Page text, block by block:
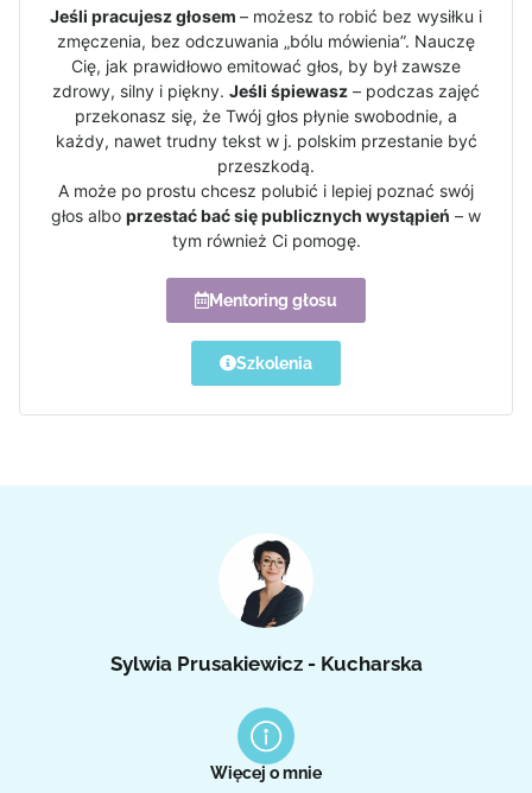
Jeśli pracujesz głosem – możesz to robić bez wysiłku i
zmęczenia, bez odczuwania „bólu mówienia”. Nauczę
Cię, jak prawidłowo emitować głos, by był zawsze
zdrowy, silny i piękny. Jeśli śpiewasz – podczas zajęć
przekonasz się, że Twój głos płynie swobodnie, a
każdy, nawet trudny tekst w j. polskim przestanie być
przeszkodą.
A może po prostu chcesz polubić i lepiej poznać swój
głos albo przestać bać się publicznych wystąpień – w
tym również Ci pomogę.
Mentoring głosu
Szkolenia
Sylwia Prusakiewicz - Kucharska
Więcej o mnie